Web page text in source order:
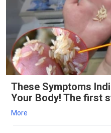
These Symptoms
Your Body! The first
More